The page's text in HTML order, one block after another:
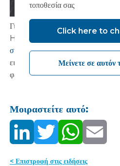
Για να διαβάσετε το πλήρες
Healthcare Management,
σύνδεσμος. Μπορείτε επίσης να
ειδοποιηθείτε όταν το τρίτο μέρος
φέτος.
Μοιραστείτε αυτό:
< Επιστροφή στις ειδήσεις
τοποθεσία σας
Click here to
Μείνετε σε αυτόν